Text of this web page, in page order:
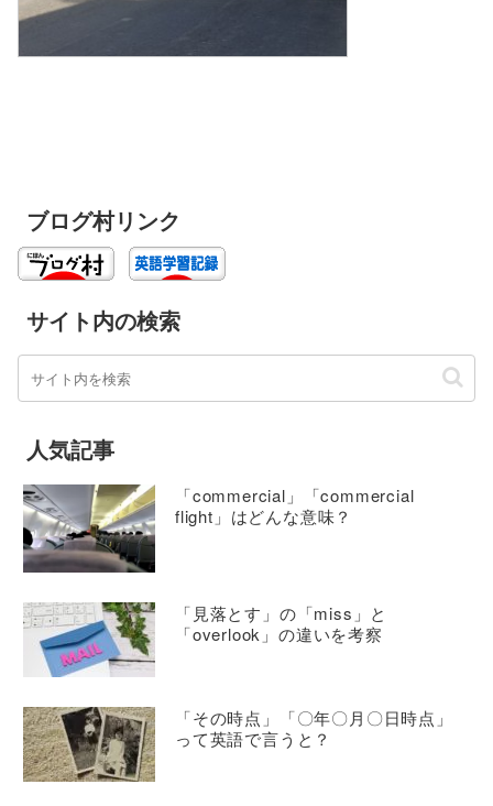
ブログ村リンク
サイト内の検索
人気記事
「commercial」「commercial
flight」はどんな意味？
「見落とす」の「miss」と
「overlook」の違いを考察
「その時点」「〇年〇月〇日時点」
って英語で言うと？